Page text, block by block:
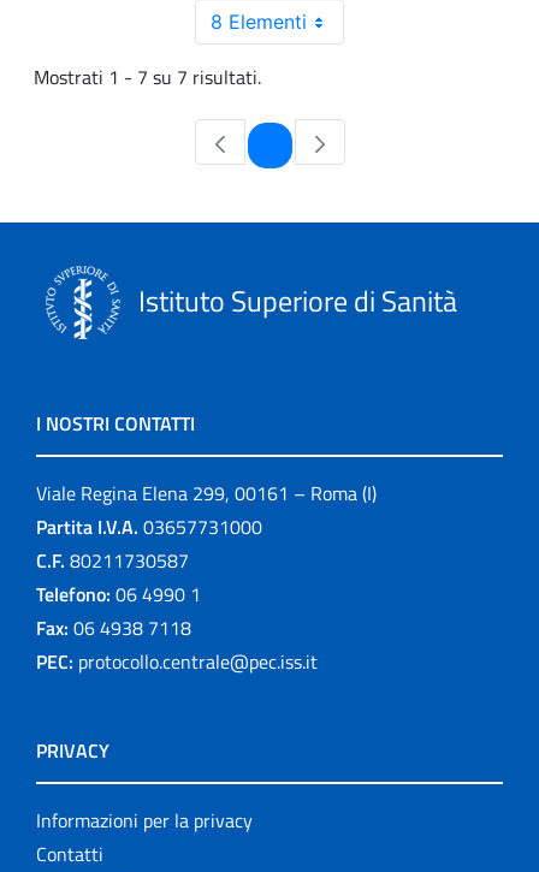
8 Elementi
Mostrati 1 - 7 su 7 risultati.
Pagina
Istituto Superiore di Sanità
I NOSTRI CONTATTI
Viale Regina Elena 299, 00161 – Roma (I)
Partita I.V.A. 03657731000
C.F. 80211730587
Telefono: 06 4990 1
Fax: 06 4938 7118
PEC: protocollo.centrale@pec.iss.it
PRIVACY
Informazioni per la privacy
Contatti